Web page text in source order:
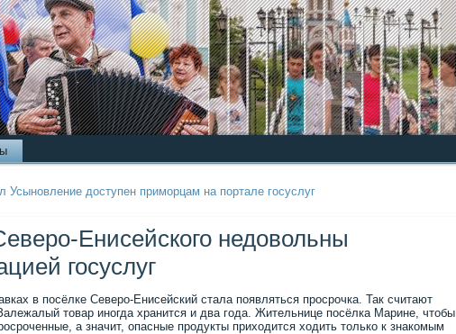
Усыновление доступен приморцам на портале госуслуг
Енисейского недовольны
госуслуг
в посёлке Северо-Енисейский стала появляться просрочка. Так считают
товар иногда хранится и два года. Жительнице посёлка Марине, чтобы
а значит, опасные продукты приходится ходить только к знакомым